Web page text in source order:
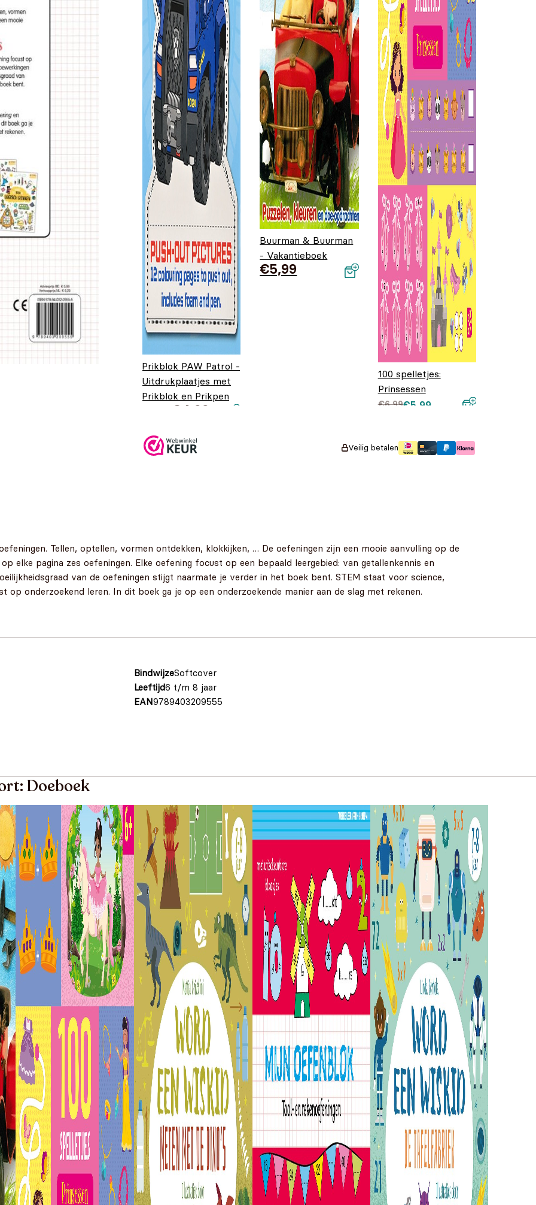
Prikblok PAW Patrol -
Uitdrukplaatjes met
Prikblok en Prikpen
€ 4,99
Buurman & Buurman
- Vakantieboek
€5,99
100 spelletjes:
Prinsessen
€6,99
Oorspronkelijke
€5,99
Huidige prijs is:
Veilig betalen
Tellen, optellen, vormen ontdekken, klokkijken, … De oefeningen zijn een mooie aanvulling op de
elke pagina zes oefeningen. Elke oefening focust op een bepaald leergebied: van getallenkennis en
van de oefeningen stijgt naarmate je verder in het boek bent. STEM staat voor science,
op onderzoekend leren. In dit boek ga je op een onderzoekende manier aan de slag met rekenen.
BindwijzeSoftcover
Leeftijd6 t/m 8 jaar
EAN9789403209555
Doeboek